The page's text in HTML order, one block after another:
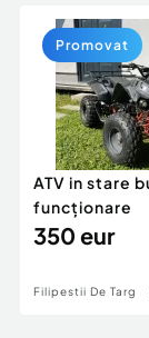
Servicii
Animale de
Afaceri și
Inchiriere
Utilaje
Piese auto si
Dacia Duster
ATV in stare
funcționare
350 eur
Filipestii De Targ
Promovat